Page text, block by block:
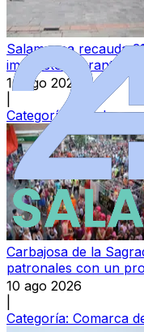
Salamanca recauda
impuestos durante el
10 ago 2026
Categoría:
Local
Carbajosa de la
patronales con un
10 ago 2026
Categoría: Comarca